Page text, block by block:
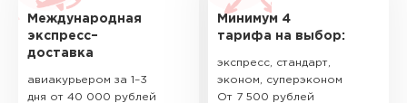
Международная
экспресс–
доставка
авиакурьером за 1–3
дня от 40 000 рублей
Минимум 4
тарифа на выбор:
экспресс, стандарт,
эконом, суперэконом
От 7 500 рублей